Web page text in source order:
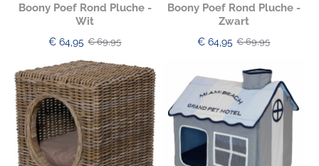
Boony Poef Rond Pluche -
Wit
€ 64,95 € 69,95
Boony Poef Rond Pluche -
Zwart
€ 64,95 € 69,95